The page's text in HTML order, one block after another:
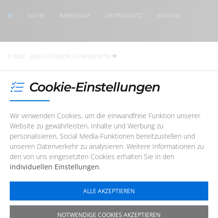
SUCHE IMPRESSUM DATENSCHUTZ KONTAKT
© 2002 - 2026 FILTERVERLAG MADE WITH
Cookie-Einstellungen
Wir verwenden Cookies, um die einwandfreie Funktion unserer
Website zu gewährleisten, Inhalte und Werbung zu
personalisieren, Social Media-Funktionen bereitzustellen und
unseren Datenverkehr zu analysieren. Weitere Informationen zu
den von uns eingesetzten Cookies erhalten Sie in den
individuellen Einstellungen.
ALLE AKZEPTIEREN
NOTWENDIGE COOKIES AKZEPTIEREN